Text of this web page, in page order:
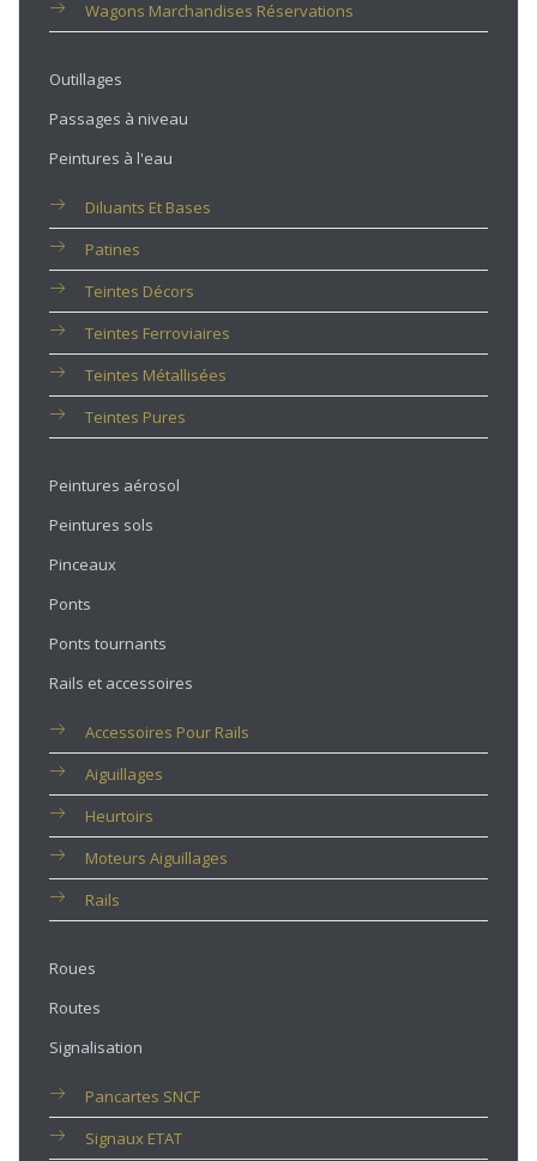
Wagons Marchandises Réservations
Outillages
Passages à niveau
Peintures à l'eau
Diluants Et Bases
Patines
Teintes Décors
Teintes Ferroviaires
Teintes Métallisées
Teintes Pures
Peintures aérosol
Peintures sols
Pinceaux
Ponts
Ponts tournants
Rails et accessoires
Accessoires Pour Rails
Aiguillages
Heurtoirs
Moteurs Aiguillages
Rails
Roues
Routes
Signalisation
Pancartes SNCF
Signaux ETAT